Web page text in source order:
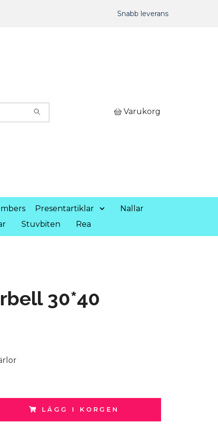
Snabb leverans
Varukorg
Presentartiklar
Nallar
Stuvbiten Rea
30*40
LÄGG I KORGEN